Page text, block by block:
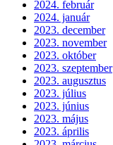
2024. február
2024. január
2023. december
2023. november
2023. október
2023. szeptember
2023. augusztus
2023. július
2023. június
2023. május
2023. április